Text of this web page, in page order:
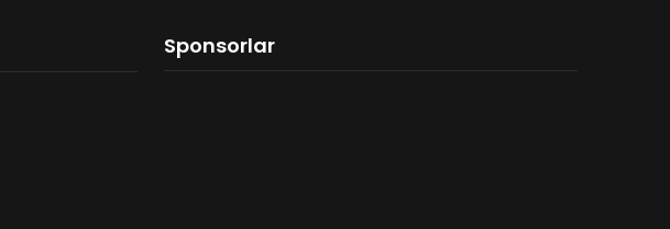
Sponsorlar